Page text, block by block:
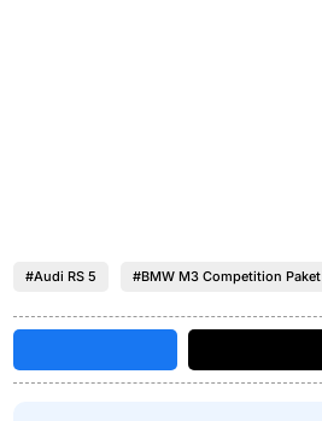
#Audi RS 5 #BMW M3 Competition Paket